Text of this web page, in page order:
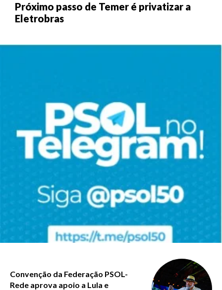
Próximo passo de Temer é privatizar a
Eletrobras
Convenção da Federação PSOL-
Rede aprova apoio a Lula e